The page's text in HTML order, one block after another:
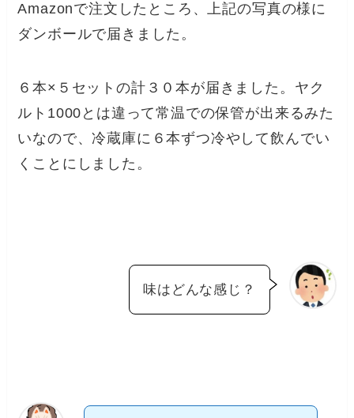
Amazonで注文したところ、上記の写真の様に
ダンボールで届きました。
６本×５セットの計３０本が届きました。ヤク
ルト1000とは違って常温での保管が出来るみた
いなので、冷蔵庫に６本ずつ冷やして飲んでい
くことにしました。
味はどんな感じ？